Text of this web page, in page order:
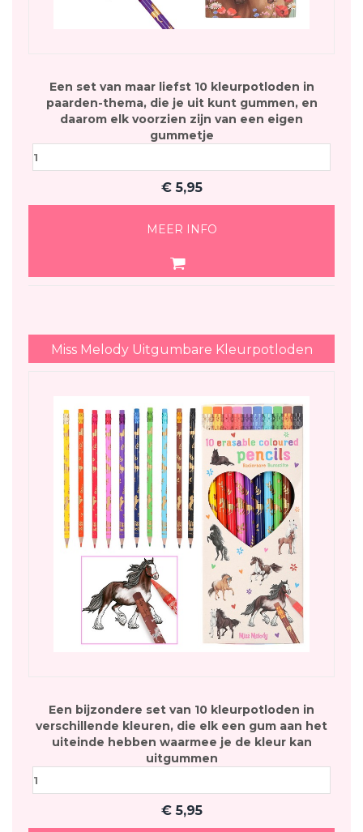
Een set van maar liefst 10 kleurpotloden in
paarden-thema, die je uit kunt gummen, en
daarom elk voorzien zijn van een eigen
gummetje
€5,95
MEER INFO
Miss Melody Uitgumbare Kleurpotloden
Een bijzondere set van 10 kleurpotloden in
verschillende kleuren, die elk een gum aan het
uiteinde hebben waarmee je de kleur kan
uitgummen
€5,95